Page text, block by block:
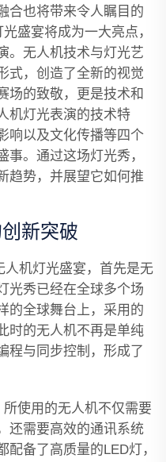
合也将带来令人瞩目的
盛宴将成为一大亮点，
。无人机技术与灯光艺
式，创造了全新的视觉
场的致敬，更是技术和
机灯光表演的技术特
响以及文化传播等四个
。通过这场灯光秀，
趋势，并展望它如何推
新突破
人机灯光盛宴，首先是无
光秀已经在全球多个场
的全球舞台上，采用的
时的无人机不再是单纯
程与同步控制，形成了
使用的无人机不仅需要
还需要高效的通讯系统
备了高质量的LED灯，